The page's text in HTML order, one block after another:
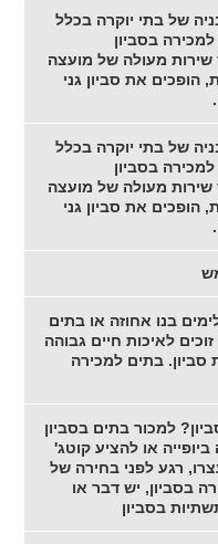
של בתי יוקרה בכלל
בסביון
שירות מעולה של מועצה
הופכים את סביון גני
של בתי יוקרה בכלל
בסביון
שירות מעולה של מועצה
הופכים את סביון גני
בנו אחוזה או בתים
זוכים לאיכות חיים גבוהה
בתים למכירה
למכור בתים בסביון
או להציע קוטג'
רגע לפני בחירה של
בסביון, יש דבר או
בסביון